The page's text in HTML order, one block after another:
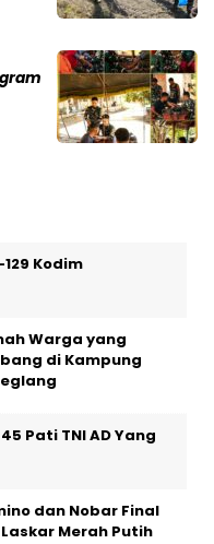
Kodim
Warga yang
di Kampung
Pati TNI AD Yang
dan Nobar Final
Merah Putih